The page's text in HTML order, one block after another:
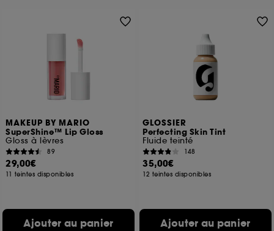
MAKEUP BY MARIO
SuperShine™ Lip Gloss
Gloss à lèvres
89
29,00€
11 teintes disponibles
Ajouter au panier
GLOSSIER
Perfecting Skin Tint
Fluide teinté
148
35,00€
12 teintes disponibles
Ajouter au panier